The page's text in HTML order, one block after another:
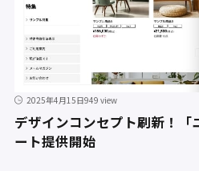
2025年4月15日949 view
デザインコンセプト刷新！「
ート提供開始